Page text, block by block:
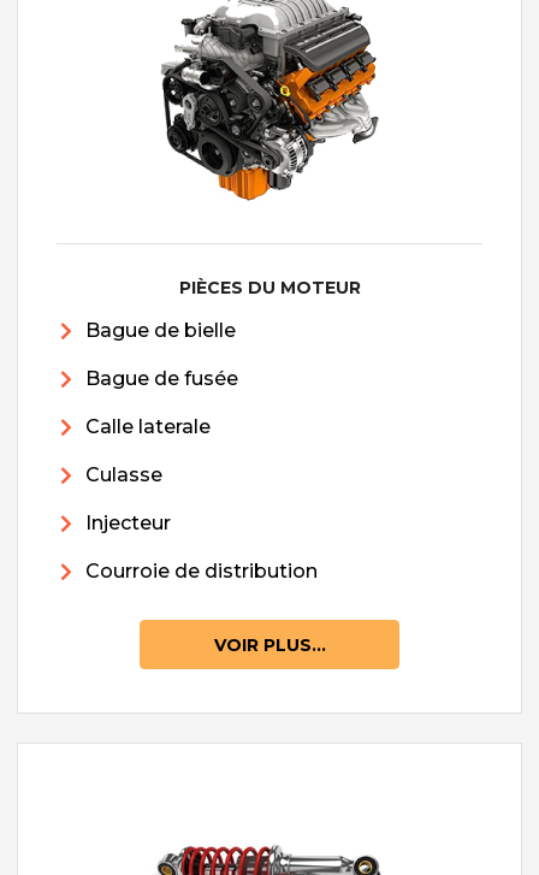
PIÈCES DU MOTEUR
Bague de bielle
Bague de fusée
Calle laterale
Culasse
Injecteur
Courroie de distribution
VOIR PLUS...